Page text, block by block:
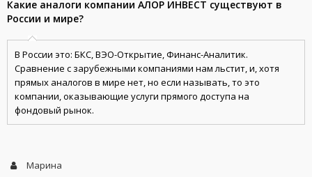
Какие аналоги компании АЛОР ИНВЕСТ существуют в
России и мире?
В России это: БКС, ВЭО-Открытие, Финанс-Аналитик.
Сравнение с зарубежными компаниями нам льстит, и, хотя
прямых аналогов в мире нет, но если называть, то это
компании, оказывающие услуги прямого доступа на
фондовый рынок.
Марина